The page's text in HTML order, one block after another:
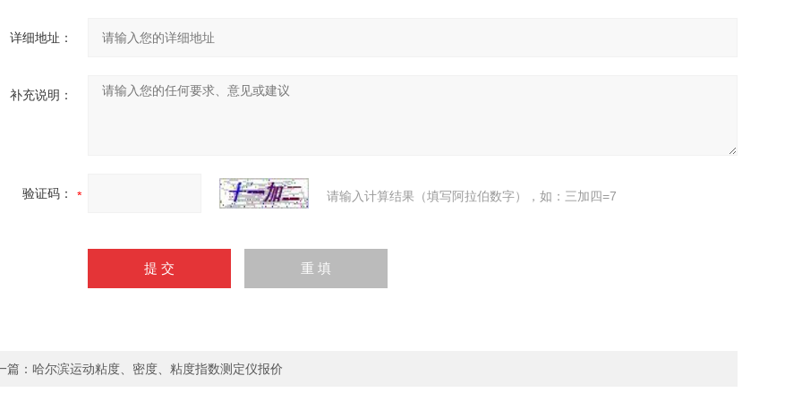
详细地址：
补充说明：
验证码： 请输入计算结果（填写阿拉伯数字），如：三加四=7
篇： 哈尔滨运动粘度、密度、粘度指数测定仪报价